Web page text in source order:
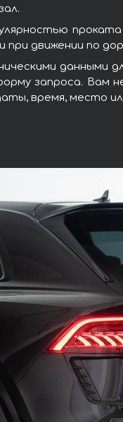
движении по
данными
запроса.
время, место